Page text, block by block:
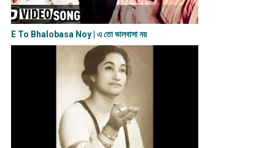
E To Bhalobasa Noy | এ তো ভালবাসা ন​য়